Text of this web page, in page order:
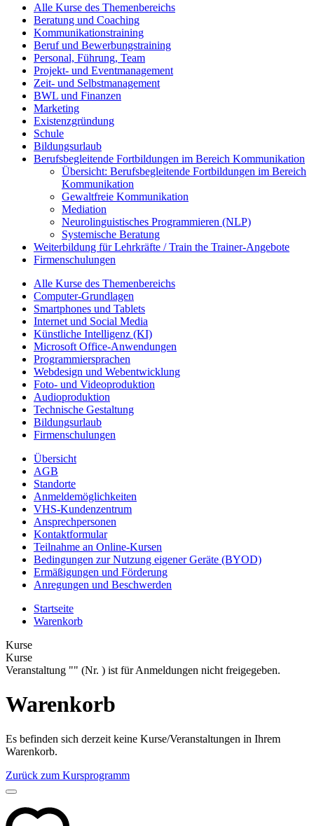
Alle Kurse des Themenbereichs
Beratung und Coaching
Kommunikationstraining
Beruf und Bewerbungstraining
Personal, Führung, Team
Projekt- und Eventmanagement
Zeit- und Selbstmanagement
BWL und Finanzen
Marketing
Existenzgründung
Schule
Bildungsurlaub
Berufsbegleitende Fortbildungen im Bereich Kommunikation
Übersicht: Berufsbegleitende Fortbildungen im Bereich
Kommunikation
Gewaltfreie Kommunikation
Mediation
Neurolinguistisches Programmieren (NLP)
Systemische Beratung
Weiterbildung für Lehrkräfte / Train the Trainer-Angebote
Firmenschulungen
Alle Kurse des Themenbereichs
Computer-Grundlagen
Smartphones und Tablets
Internet und Social Media
Künstliche Intelligenz (KI)
Microsoft Office-Anwendungen
Programmiersprachen
Webdesign und Webentwicklung
Foto- und Videoproduktion
Audioproduktion
Technische Gestaltung
Bildungsurlaub
Firmenschulungen
Übersicht
AGB
Standorte
Anmeldemöglichkeiten
VHS-Kundenzentrum
Ansprechpersonen
Kontaktformular
Teilnahme an Online-Kursen
Bedingungen zur Nutzung eigener Geräte (BYOD)
Ermäßigungen und Förderung
Anregungen und Beschwerden
Startseite
Warenkorb
Kurse
Kurse
Veranstaltung "" (Nr. ) ist für Anmeldungen nicht freigegeben.
Warenkorb
Es befinden sich derzeit keine Kurse/Veranstaltungen in Ihrem
Warenkorb.
Zurück zum Kursprogramm